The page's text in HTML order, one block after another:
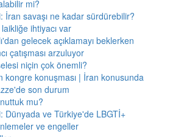
mi?
İran savaşı ne kadar sürdürebilir?
ihtiyacı var
gelecek açıklamayı beklerken
çatışması arzuluyor
niçin çok önemli?
kongre konuşması | İran konusunda
son durum
mu?
Dünyada ve Türkiye'de LBGTİ+
ve engeller